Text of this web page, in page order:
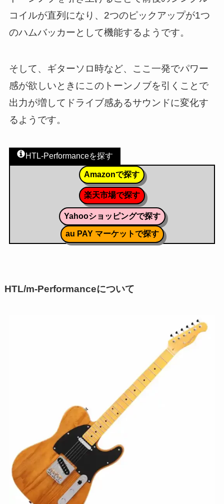
コイルが直列になり、2つのピックアップが1つ
のハムバッカーとして機能するようです。
そして、ギターソロ時など、ここ一発でパワー
感が欲しいときにこのトーンノブを引くことで
出力が増してドライブ感あるサウンドに変化す
るようです。
HTL-Performanceを探す
Amazonで探す
楽天市場で探す
Yahooショッピングで探す
au PAY マーケットで探す
HTL/m-Performanceについて